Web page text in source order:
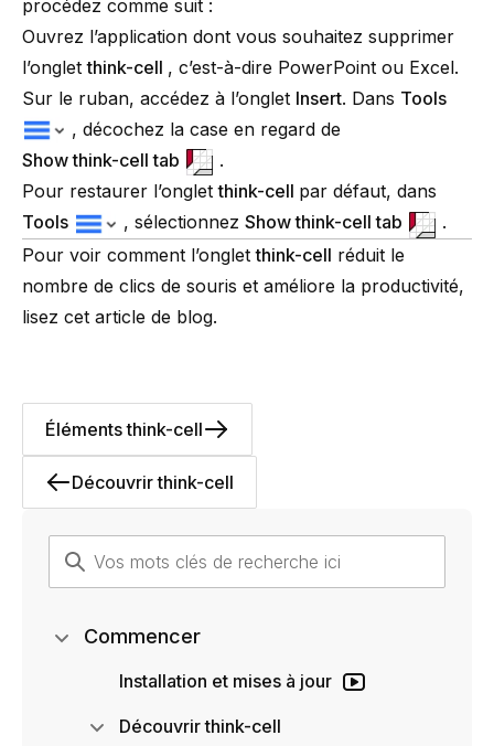
procédez comme suit :
Ouvrez l’application dont vous souhaitez supprimer
l’ongletthink-cell , c’est-à-dire PowerPoint ou Excel.
Sur le ruban, accédez à l’onglet Insert. Dans Tools
, décochez la case en regard de
Showthink-cell tab
.
Pour restaurer l’ongletthink-cell par défaut, dans
Tools
, sélectionnez Showthink-cell tab
.
Pour voir comment l’ongletthink-cell réduit le
nombre de clics de souris et améliore la productivité,
lisez cet article de blog.
Découvrir think-cell
Éléments think-cell
Commencer
Installation et mises à jour
Découvrir think-cell